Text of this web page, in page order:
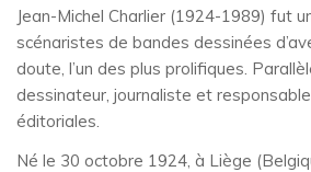
Jean-Michel Charlier (1924-1989) fut
scénaristes de bandes dessinées
doute, l’un des plus prolifiques.
dessinateur, journaliste et
éditoriales.
Né le 30 octobre 1924, à Liège